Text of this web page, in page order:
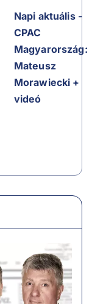
Napi aktuális -
CPAC
Magyarország:
Mateusz
Morawiecki +
videó